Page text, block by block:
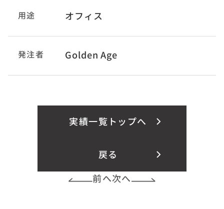
用途 オフィス
発注者 Golden Age
実績一覧トップへ
戻る
前へ次へ